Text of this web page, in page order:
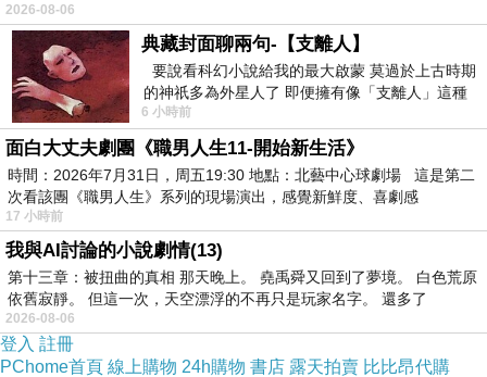
從Kuwarasan A Pramana Experience（查詢房
價）出發到Penglipuran Village（世界最乾淨的
村莊）地圖 ，也要40分鐘的車程，我們的司機
仞的懸崖上，有一座遮天蔽
2026-08-06
典藏封面聊兩句-【支離人】
要說看科幻小說給我的最大啟蒙 莫過於上古時期
的神祇多為外星人了 即便擁有像「支離人」這種
驚世駭俗的神通法門 也未必讀
6 小時前
面白大丈夫劇團《職男人生11-開始新生活》
時間：2026年7月31日，周五19:30 地點：北藝中心球劇場 這是第二
次看該團《職男人生》系列的現場演出，感覺新鮮度、喜劇感
17 小時前
我與AI討論的小說劇情(13)
第十三章：被扭曲的真相 那天晚上。 堯禹舜又回到了夢境。 白色荒原
依舊寂靜。 但這一次，天空漂浮的不再只是玩家名字。 還多了
2026-08-06
登入 註冊
PChome首頁 線上購物 24h購物 書店 露天拍賣 比比昂代購